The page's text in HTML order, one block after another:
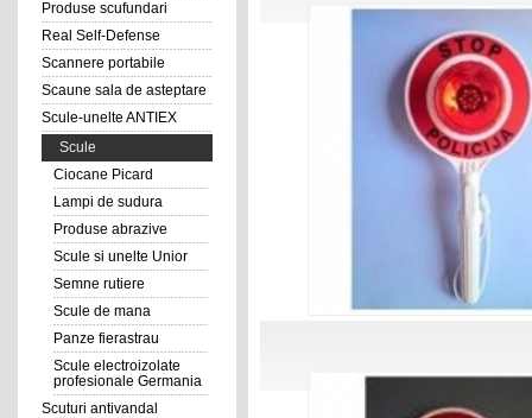
Produse scufundari
Real Self-Defense
Scannere portabile
Scaune sala de asteptare
Scule-unelte ANTIEX
Scule
Ciocane Picard
Lampi de sudura
Produse abrazive
Scule si unelte Unior
Semne rutiere
Scule de mana
Panze fierastrau
Scule electroizolate
profesionale Germania
Scuturi antivandal